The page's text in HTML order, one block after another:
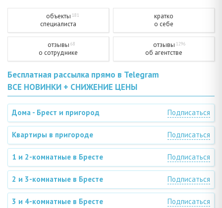
объекты 181
специалиста
кратко
о себе
отзывы 68
о сотруднике
отзывы 1296
об агентстве
Бесплатная рассылка прямо в Telegram
ВСЕ НОВИНКИ + СНИЖЕНИЕ ЦЕНЫ
Дома - Брест и пригород Подписаться
Квартиры в пригороде Подписаться
1 и 2-комнатные в Бресте Подписаться
2 и 3-комнатные в Бресте Подписаться
3 и 4-комнатные в Бресте Подписаться